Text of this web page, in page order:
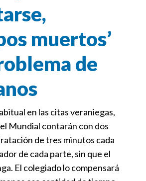
muertos’
de
en las citas veraniegas,
Mundial contarán con dos
de tres minutos cada
de cada parte, sin que el
El colegiado lo compensará